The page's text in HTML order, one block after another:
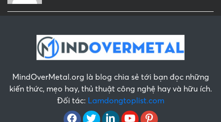
MindOverMetal.org là blog chia sẻ tới bạn đọc những
kiến thức, mẹo hay, thủ thuật công nghệ hay và hữu ích.
Đối tác: Lamdongtoplist.com